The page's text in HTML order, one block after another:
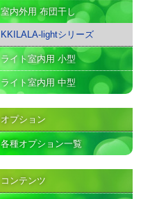
室内外用 布団干し
KKILALA-lightシリーズ
ライト室内用 小型
ライト室内用 中型
オプション
各種オプション一覧
コンテンツ